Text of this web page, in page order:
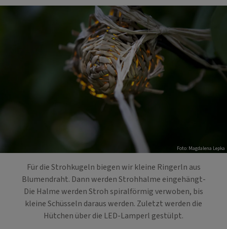
Foto: Magdalena Lepka
Für die Strohkugeln biegen wir kleine Ringerln aus
Blumendraht. Dann werden Strohhalme eingehängt-
Die Halme werden Stroh spiralförmig verwoben, bis
kleine Schüsseln daraus werden. Zuletzt werden die
Hütchen über die LED-Lamperl gestülpt.